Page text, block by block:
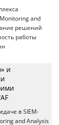
and
решений
работы
и
в SIEM-
and Analysis